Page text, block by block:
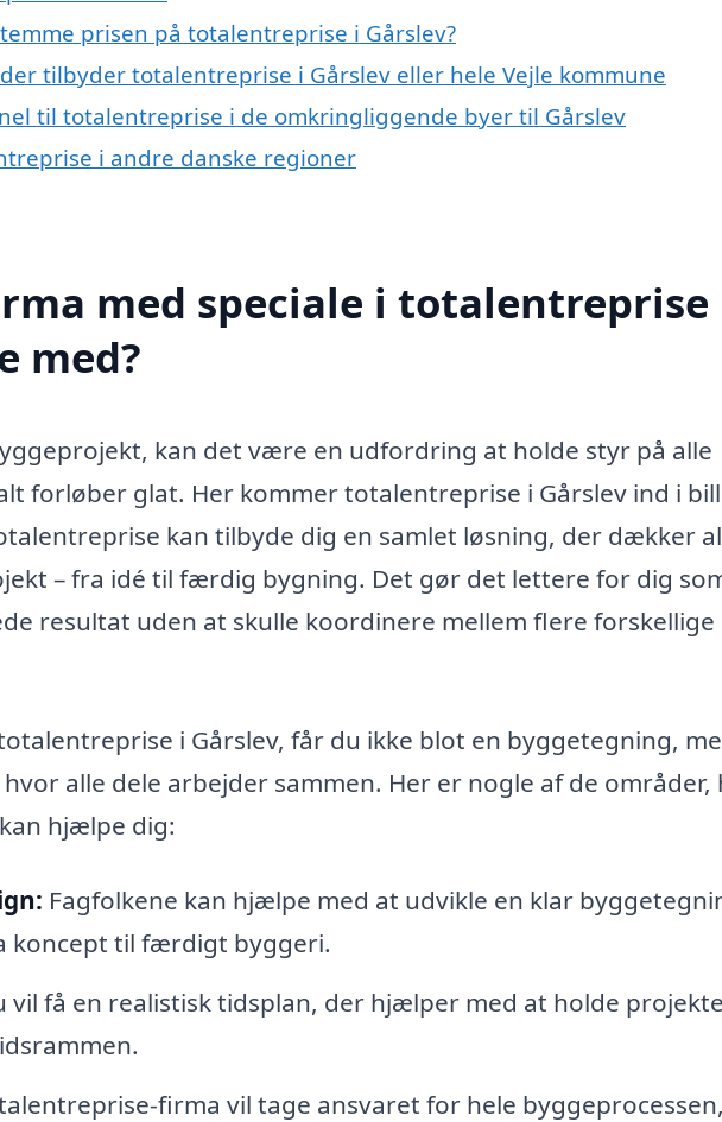
prisen på totalentreprise i Gårslev?
tilbyder totalentreprise i Gårslev eller hele Vejle kommune
til totalentreprise i de omkringliggende byer til Gårslev
i andre danske regioner
med speciale i totalentreprise
med?
kan det være en udfordring at holde styr på alle
forløber glat. Her kommer totalentreprise i Gårslev ind i
kan tilbyde dig en samlet løsning, der dækker
– fra idé til færdig bygning. Det gør det lettere for dig
resultat uden at skulle koordinere mellem flere forskellige
i Gårslev, får du ikke blot en byggetegning,
alle dele arbejder sammen. Her er nogle af de områder,
hjælpe dig:
Fagfolkene kan hjælpe med at udvikle en klar
koncept til færdigt byggeri.
vil få en realistisk tidsplan, der hjælper med at holde
firma vil tage ansvaret for hele byggeprocessen,